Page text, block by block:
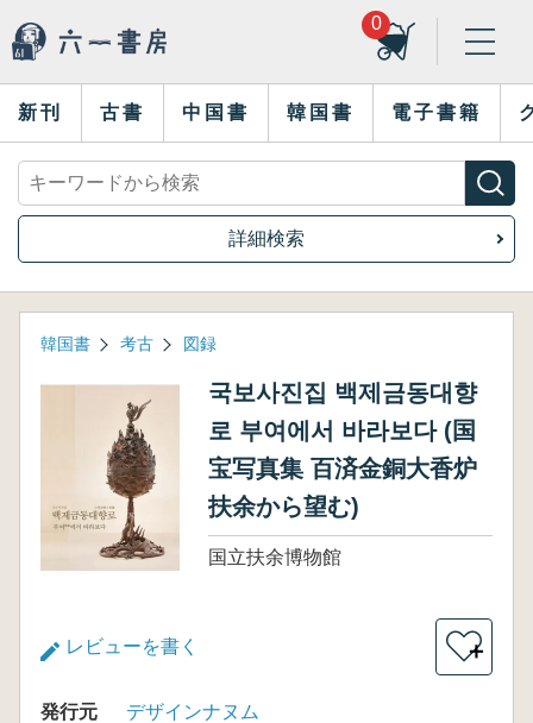
0
新刊 古書 中国書 韓国書 電子書籍
詳細検索
韓国書 考古 図録
국보사진집 백제금동대향
로 부여에서 바라보다 (国
宝写真集 百済金銅大香炉
扶余から望む)
国立扶余博物館
レビューを書く ＋
発行元
デザインナヌム